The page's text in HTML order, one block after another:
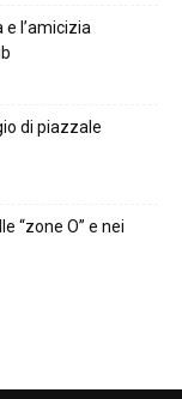
e l’amicizia
di piazzale
“zone O” e nei